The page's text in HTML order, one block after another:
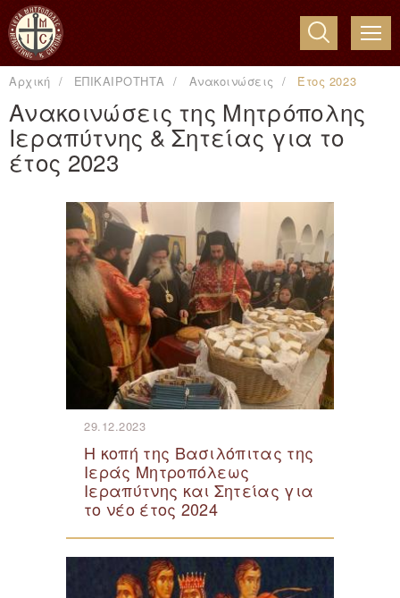
Αρχική ΕΠΙΚΑΙΡΟΤΗΤΑ Ανακοινώσεις Έτος 2023
Ανακοινώσεις της Μητρόπολης
Ιεραπύτνης & Σητείας για το
έτος 2023
29.12.2023
Η κοπή της Βασιλόπιτας της
Ιεράς Μητροπόλεως
Ιεραπύτνης και Σητείας για
το νέο έτος 2024